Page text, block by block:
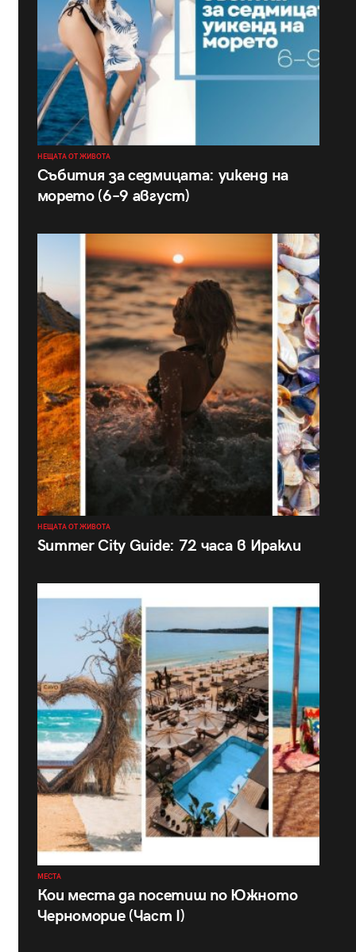
НЕЩАТА ОТ ЖИВОТА
Събития за седмицата: уикенд на
морето (6–9 август)
НЕЩАТА ОТ ЖИВОТА
Summer City Guide: 72 часа в Иракли
МЕСТА
Кои места да посетиш по Южното
Черноморие (Част I)